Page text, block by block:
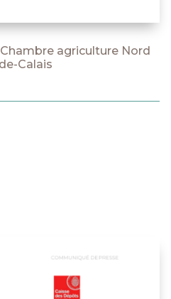
agriculture Nord
Calais